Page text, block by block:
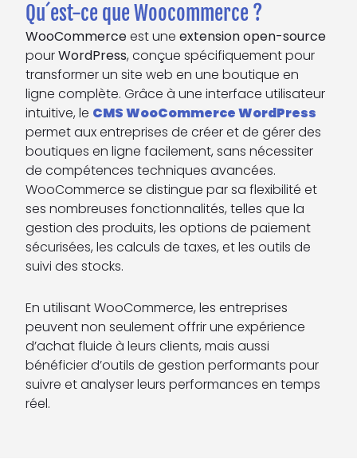
Qu´est-ce que Woocommerce ?
WooCommerceest uneextension open-source
pourWordPress, conçue spécifiquement pour
transformer un site web en une boutique en
ligne complète. Grâce à une interface utilisateur
intuitive, le CMS WooCommerce WordPress
permet aux entreprises de créer et de gérer des
boutiques en ligne facilement, sans nécessiter
de compétences techniques avancées.
WooCommerce se distingue par sa flexibilité et
ses nombreuses fonctionnalités, telles que la
gestion des produits, les options de paiement
sécurisées, les calculs de taxes, et les outils de
suivi des stocks.
En utilisant WooCommerce, les entreprises
peuvent non seulement offrir une expérience
d’achat fluide à leurs clients, mais aussi
bénéficier d’outils de gestion performants pour
suivre et analyser leurs performances en temps
réel.